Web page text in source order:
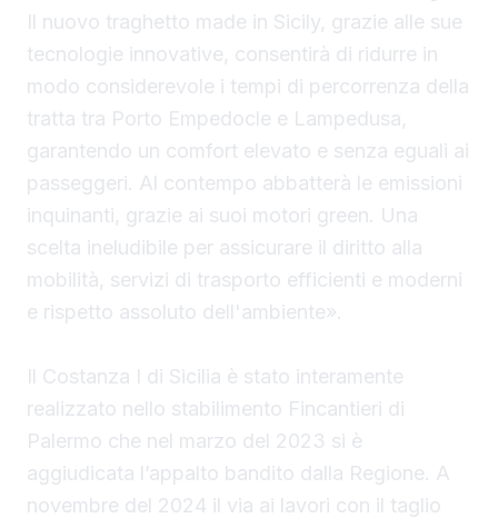
Il nuovo traghetto made in Sicily, grazie alle sue
tecnologie innovative, consentirà di ridurre in
modo considerevole i tempi di percorrenza della
tratta tra Porto Empedocle e Lampedusa,
garantendo un comfort elevato e senza eguali ai
passeggeri. Al contempo abbatterà le emissioni
inquinanti, grazie ai suoi motori green. Una
scelta ineludibile per assicurare il diritto alla
mobilità, servizi di trasporto efficienti e moderni
e rispetto assoluto dell'ambiente».
Il Costanza I di Sicilia è stato interamente
realizzato nello stabilimento Fincantieri di
Palermo che nel marzo del 2023 si è
aggiudicata l’appalto bandito dalla Regione. A
novembre del 2024 il via ai lavori con il taglio